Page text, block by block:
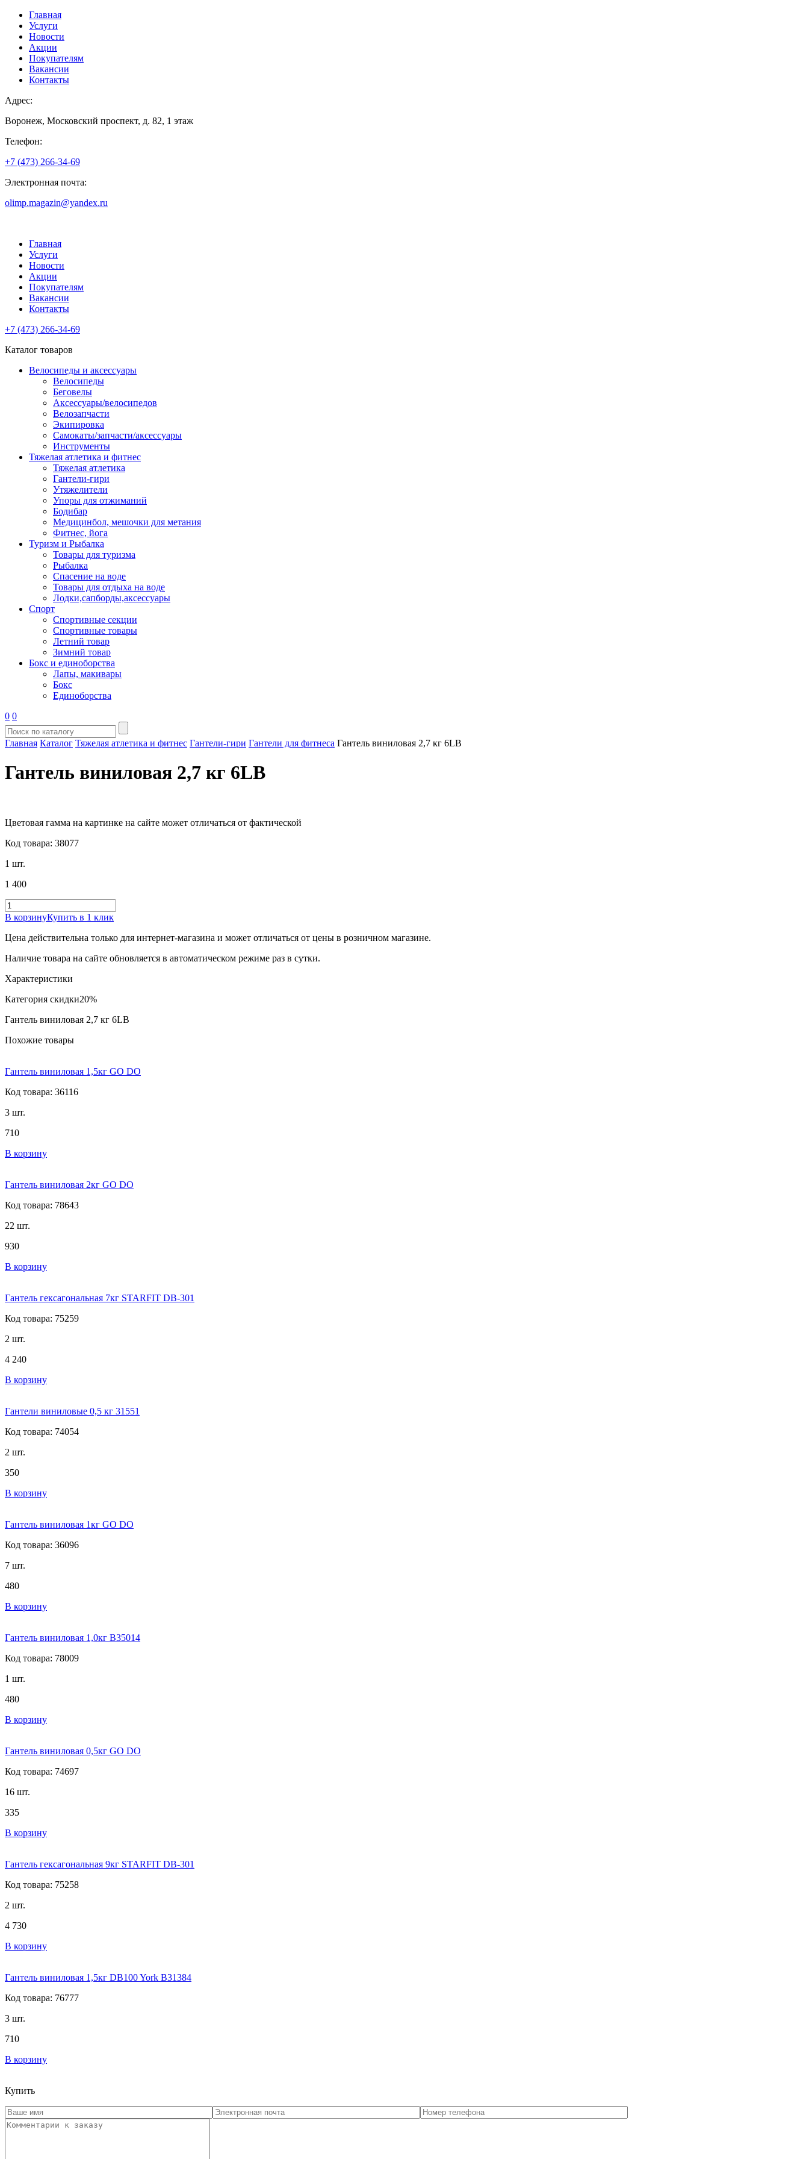
Главная
Услуги
Новости
Акции
Покупателям
Вакансии
Контакты
Адрес:
Воронеж, Московский проспект, д. 82, 1 этаж
Телефон:
+7 (473) 266-34-69
Электронная почта:
olimp.magazin@yandex.ru
Главная
Услуги
Новости
Акции
Покупателям
Вакансии
Контакты
+7 (473) 266-34-69
Каталог товаров
Велосипеды и аксессуары
Велосипеды
Беговелы
Аксессуары/велосипедов
Велозапчасти
Экипировка
Самокаты/запчасти/аксессуары
Инструменты
Тяжелая атлетика и фитнес
Тяжелая атлетика
Гантели-гири
Утяжелители
Упоры для отжиманий
Бодибар
Медицинбол, мешочки для метания
Фитнес, йога
Туризм и Рыбалка
Товары для туризма
Рыбалка
Спасение на воде
Товары для отдыха на воде
Лодки,сапборды,аксессуары
Спорт
Спортивные секции
Спортивные товары
Летний товар
Зимний товар
Бокс и единоборства
Лапы, макивары
Бокс
Единоборства
0 0
Главная Каталог Тяжелая атлетика и фитнес Гантели-гири Гантели для фитнеса Гантель виниловая 2,7 кг 6LB
Гантель виниловая 2,7 кг 6LB
Цветовая гамма на картинке на сайте может отличаться от фактической
Код товара: 38077
1 шт.
1 400
В корзинуКупить в 1 клик
Цена действительна только для интернет-магазина и может отличаться от цены в розничном магазине.
Наличие товара на сайте обновляется в автоматическом режиме раз в сутки.
Характеристики
Категория скидки20%
Гантель виниловая 2,7 кг 6LB
Похожие товары
Гантель виниловая 1,5кг GO DO
Код товара: 36116
3 шт.
710
В корзину
Гантель виниловая 2кг GO DO
Код товара: 78643
22 шт.
930
В корзину
Гантель гексагональная 7кг STARFIT DB-301
Код товара: 75259
2 шт.
4 240
В корзину
Гантели виниловые 0,5 кг 31551
Код товара: 74054
2 шт.
350
В корзину
Гантель виниловая 1кг GO DO
Код товара: 36096
7 шт.
480
В корзину
Гантель виниловая 1,0кг B35014
Код товара: 78009
1 шт.
480
В корзину
Гантель виниловая 0,5кг GO DO
Код товара: 74697
16 шт.
335
В корзину
Гантель гексагональная 9кг STARFIT DB-301
Код товара: 75258
2 шт.
4 730
В корзину
Гантель виниловая 1,5кг DB100 York B31384
Код товара: 76777
3 шт.
710
В корзину
Купить